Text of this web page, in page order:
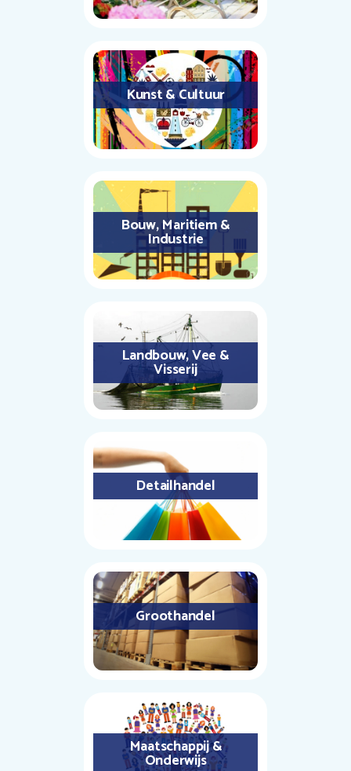
Kunst & Cultuur
Bouw, Maritiem &
Industrie
Landbouw, Vee &
Visserij
Detailhandel
Groothandel
Maatschappij &
Onderwijs